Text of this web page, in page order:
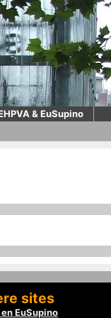
& EuSupino
sites
en EuSupino